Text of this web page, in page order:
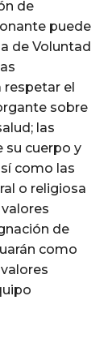
de
puede
de Voluntad
respetar el
sobre
las
su cuerpo y
como las
o religiosa
de
como